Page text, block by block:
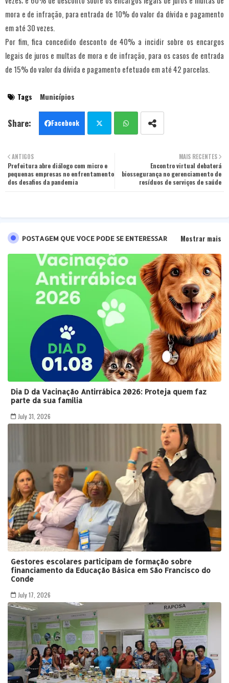
mora e de infração, para entrada de 10% do valor da dívida e pagamento
em até 30 vezes.
Por fim, fica concedido desconto de 40% a incidir sobre os encargos
legais de juros e multas de mora e de infração, para os casos de entrada
de 15% do valor da dívida e pagamento efetuado em até 42 parcelas.
Tags Municípios
Facebook
ter
MAIS RECENTES
Encontro virtual debaterá
biossegurança no gerenciamento de
resíduos de serviços de saúde
ANTIGOS
Prefeitura abre diálogo com micro e
pequenas empresas no enfrentamento
dos desafios da pandemia
POSTAGEM QUE VOCE PODE SE ENTERESSAR Mostrar mais
Dia D da Vacinação Antirrábica 2026: Proteja quem faz
parte da sua família
July 31, 2026
Gestores escolares participam de formação sobre
financiamento da Educação Básica em São Francisco do
Conde
July 17, 2026